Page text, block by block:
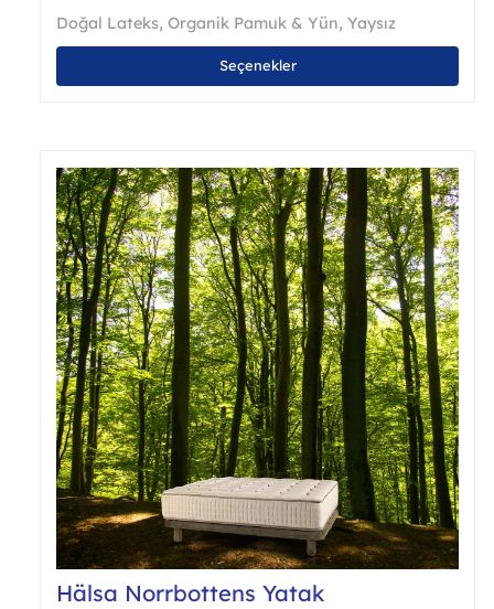
Doğal Lateks,Organik Pamuk & Yün,Yaysız
Seçenekler
Bu
var.
ürün
Hälsa Norrbottens Yatak